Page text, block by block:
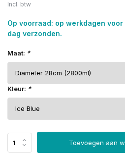
Incl. btw
Op voorraad: op werkdagen
dag verzonden.
Maat: *
Kleur: *
Toevoegen aan